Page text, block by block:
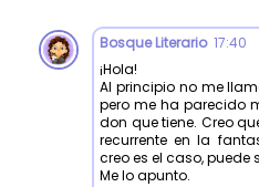
Bosque Literario 17:40
¡Hola!
Al principio no me
pero me ha parecido
don que tiene. Creo
recurrente en la
creo es el caso, puede
Me lo apunto.